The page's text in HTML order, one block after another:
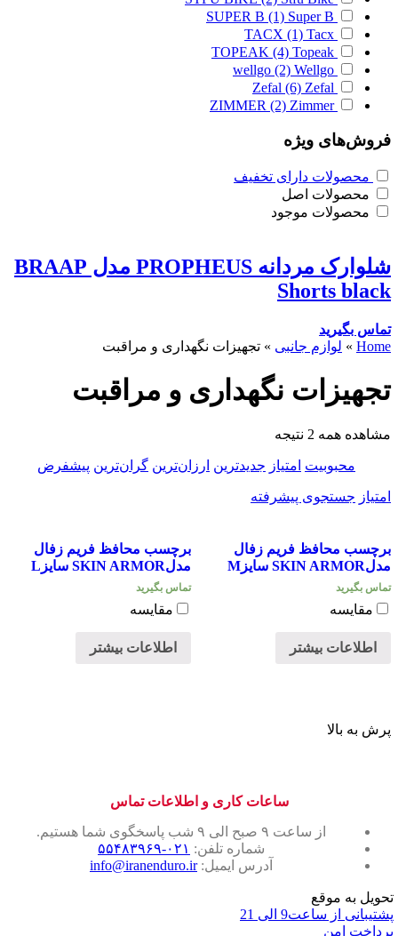
SUPER B (1) Super B
TACX (1) Tacx
TOPEAK (4) Topeak
wellgo (2) Wellgo
Zefal (6) Zefal
ZIMMER (2) Zimmer
فروش‌های ویژه
محصولات دارای تخفیف
محصولات اصل
محصولات موجود
شلوارک مردانه PROPHEUS مدل BRAAP
Shorts black
تماس بگیرید
Home
» لوازم جانبی » تجهیزات نگهداری و مراقبت
تجهیزات نگهداری و مراقبت
مشاهده همه 2 نتیجه
محبوبیت امتیاز جدیدترین ارزان‌ترین گران‌ترین پیشفرض
امتیاز جستجوی پیشرفته
برچسب محافظ فریم زفال
مدلSKIN ARMOR سایزM
تماس بگیرید
مقایسه
اطلاعات بیشتر
برچسب محافظ فریم زفال
مدلSKIN ARMOR سایزL
تماس بگیرید
مقایسه
اطلاعات بیشتر
پرش به بالا
ساعات کاری و اطلاعات تماس
از ساعت ۹ صبح الی ۹ شب پاسخگوی شما هستیم.
شماره تلفن: ۰۲۱-۵۵۴۸۳۹۶۹
آدرس ایمیل:info@iranenduro.ir
تحویل به موقع
پشتیبانی از ساعت9 الی 21
پرداخت امن